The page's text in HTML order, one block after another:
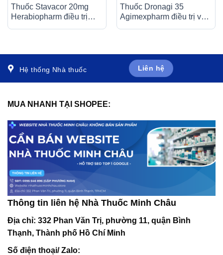
Thuốc Stavacor 20mg
Herabiopharm điều trị
Thuốc Dronagi 35
Agimexpharm điều trị và
Hệ thống Nhà thuốc Liên hệ
MUA NHANH TẠI SHOPEE:
Thông tin liên hệ Nhà Thuốc Minh Châu
Địa chỉ: 332 Phan Văn Trị, phường 11, quận Bình
Thạnh, Thành phố Hồ Chí Minh
Số điện thoại/ Zalo: